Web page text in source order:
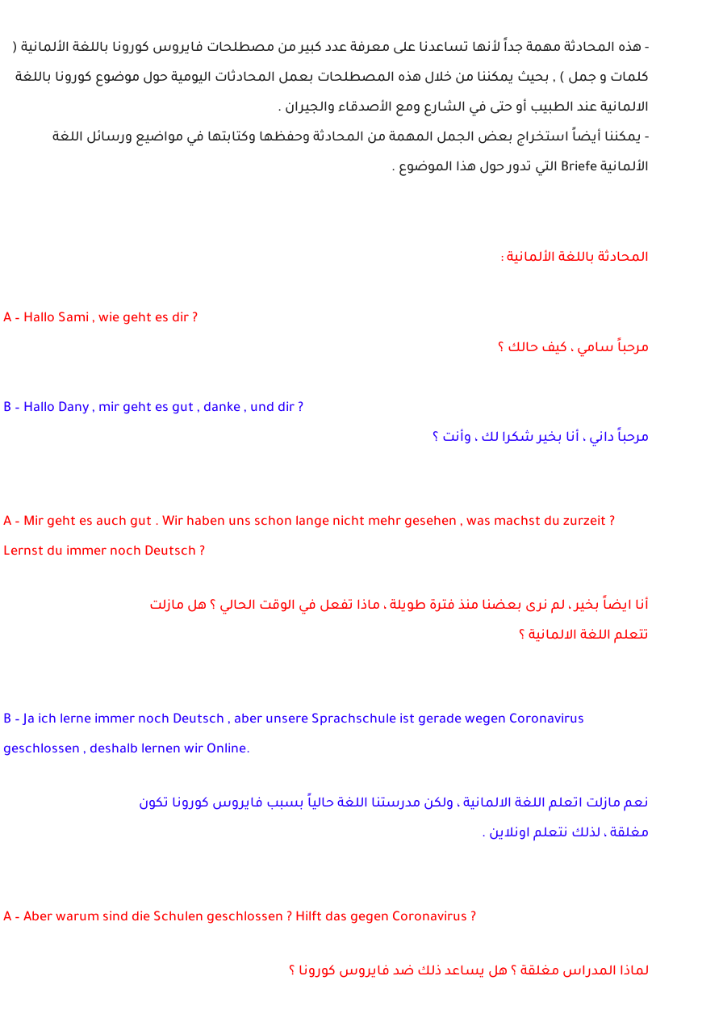
- هذه المحادثة مهمة جداً لأنها تساعدنا على معرفة عدد كبير من مصطلحات فايروس كورونا باللغة الألمانية (
كلمات و جمل ) , بحيث يمكننا من خلال هذه المصطلحات بعمل المحادثات اليومية حول موضوع كورونا باللغة
الالمانية عند الطبيب أو حتى في الشارع ومع الأصدقاء والجيران .
- يمكننا أيضاً استخراج بعض الجمل المهمة من المحادثة وحفظها وكتابتها في مواضيع ورسائل اللغة
الألمانية Briefe التي تدور حول هذا الموضوع .
المحادثة باللغة الألمانية :
A – Hallo Sami , wie geht es dir ?
مرحباً سامي ، كيف حالك ؟
B – Hallo Dany , mir geht es gut , danke , und dir ?
مرحباً داني ، أنا بخير شكرا لك ، وأنت ؟
A – Mir geht es auch gut . Wir haben uns schon lange nicht mehr gesehen , was machst du zurzeit ?
Lernst du immer noch Deutsch ?
أنا ايضاً بخير ، لم نرى بعضنا منذ فترة طويلة ، ماذا تفعل في الوقت الحالي ؟ هل مازلت
تتعلم اللغة الالمانية ؟
B – Ja ich lerne immer noch Deutsch , aber unsere Sprachschule ist gerade wegen Coronavirus
geschlossen , deshalb lernen wir Online.
نعم مازلت اتعلم اللغة الالمانية ، ولكن مدرستنا اللغة حالياً بسبب فايروس كورونا تكون
مغلقة ، لذلك نتعلم اونلاين .
A – Aber warum sind die Schulen geschlossen ? Hilft das gegen Coronavirus ?
لماذا المدراس مغلقة ؟ هل يساعد ذلك ضد فايروس كورونا ؟